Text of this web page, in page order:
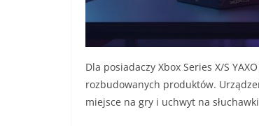
Dla posiadaczy Xbox Series X/S
rozbudowanych produktów.
miejsce na gry i uchwyt na